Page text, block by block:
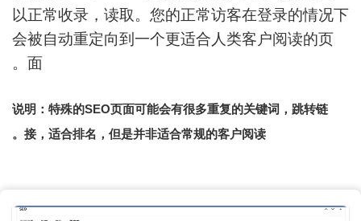
以正常收录，读取。您的正常访客在登录的情况下
会被自动重定向到一个更适合人类客户阅读的页
面。
说明：特殊的SEO页面可能会有很多重复的关键词，跳转链
接，适合排名，但是并非适合常规的客户阅读。